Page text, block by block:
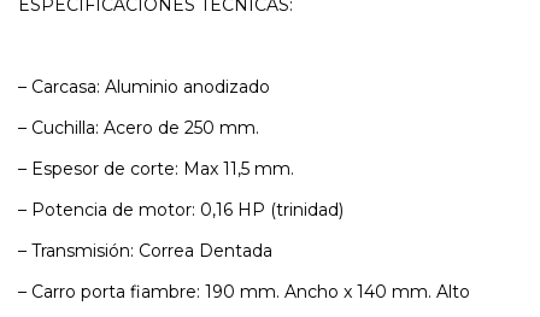
– Carcasa: Aluminio anodizado
– Cuchilla: Acero de 250 mm.
– Espesor de corte: Max 11,5 mm.
– Potencia de motor: 0,16 HP (trinidad)
– Transmisión: Correa Dentada
– Carro porta fiambre: 190 mm. Ancho x 140 mm. Alto